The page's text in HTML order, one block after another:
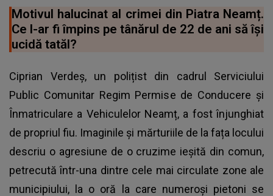
Motivul halucinat al crimei din Piatra Neamț.
Ce l-ar fi împins pe tânărul de 22 de ani să își
ucidă tatăl?
Ciprian Verdeș, un polițist din cadrul Serviciului
Public Comunitar Regim Permise de Conducere și
Înmatriculare a Vehiculelor Neamț, a fost înjunghiat
de propriul fiu. Imaginile și mărturiile de la fața locului
descriu o agresiune de o cruzime ieșită din comun,
petrecută într-una dintre cele mai circulate zone ale
municipiului, la o oră la care numeroși pietoni se